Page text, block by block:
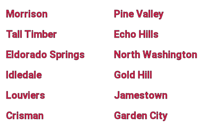
Morrison
Pine Valley
Tall Timber
Echo Hills
Eldorado Springs
North Washington
Idledale
Gold Hill
Louviers
Jamestown
Crisman
Garden City